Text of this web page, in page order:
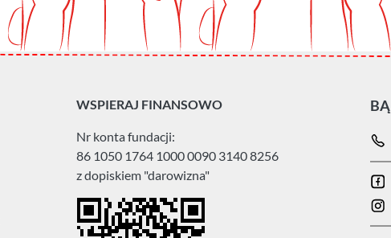
WSPIERAJ FINANSOWO
Nr konta fundacji:
86 1050 1764 1000 0090 3140 8256
z dopiskiem "darowizna"